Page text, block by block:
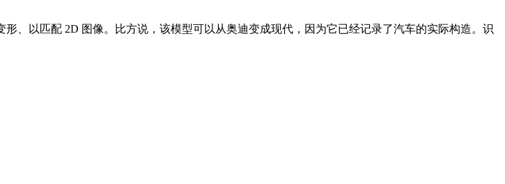
以匹配 2D 图像。比方说，该模型可以从奥迪变成现代，因为它已经记录了汽车的实际构造。识